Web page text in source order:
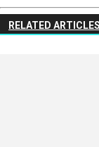
RELATED ARTICLES